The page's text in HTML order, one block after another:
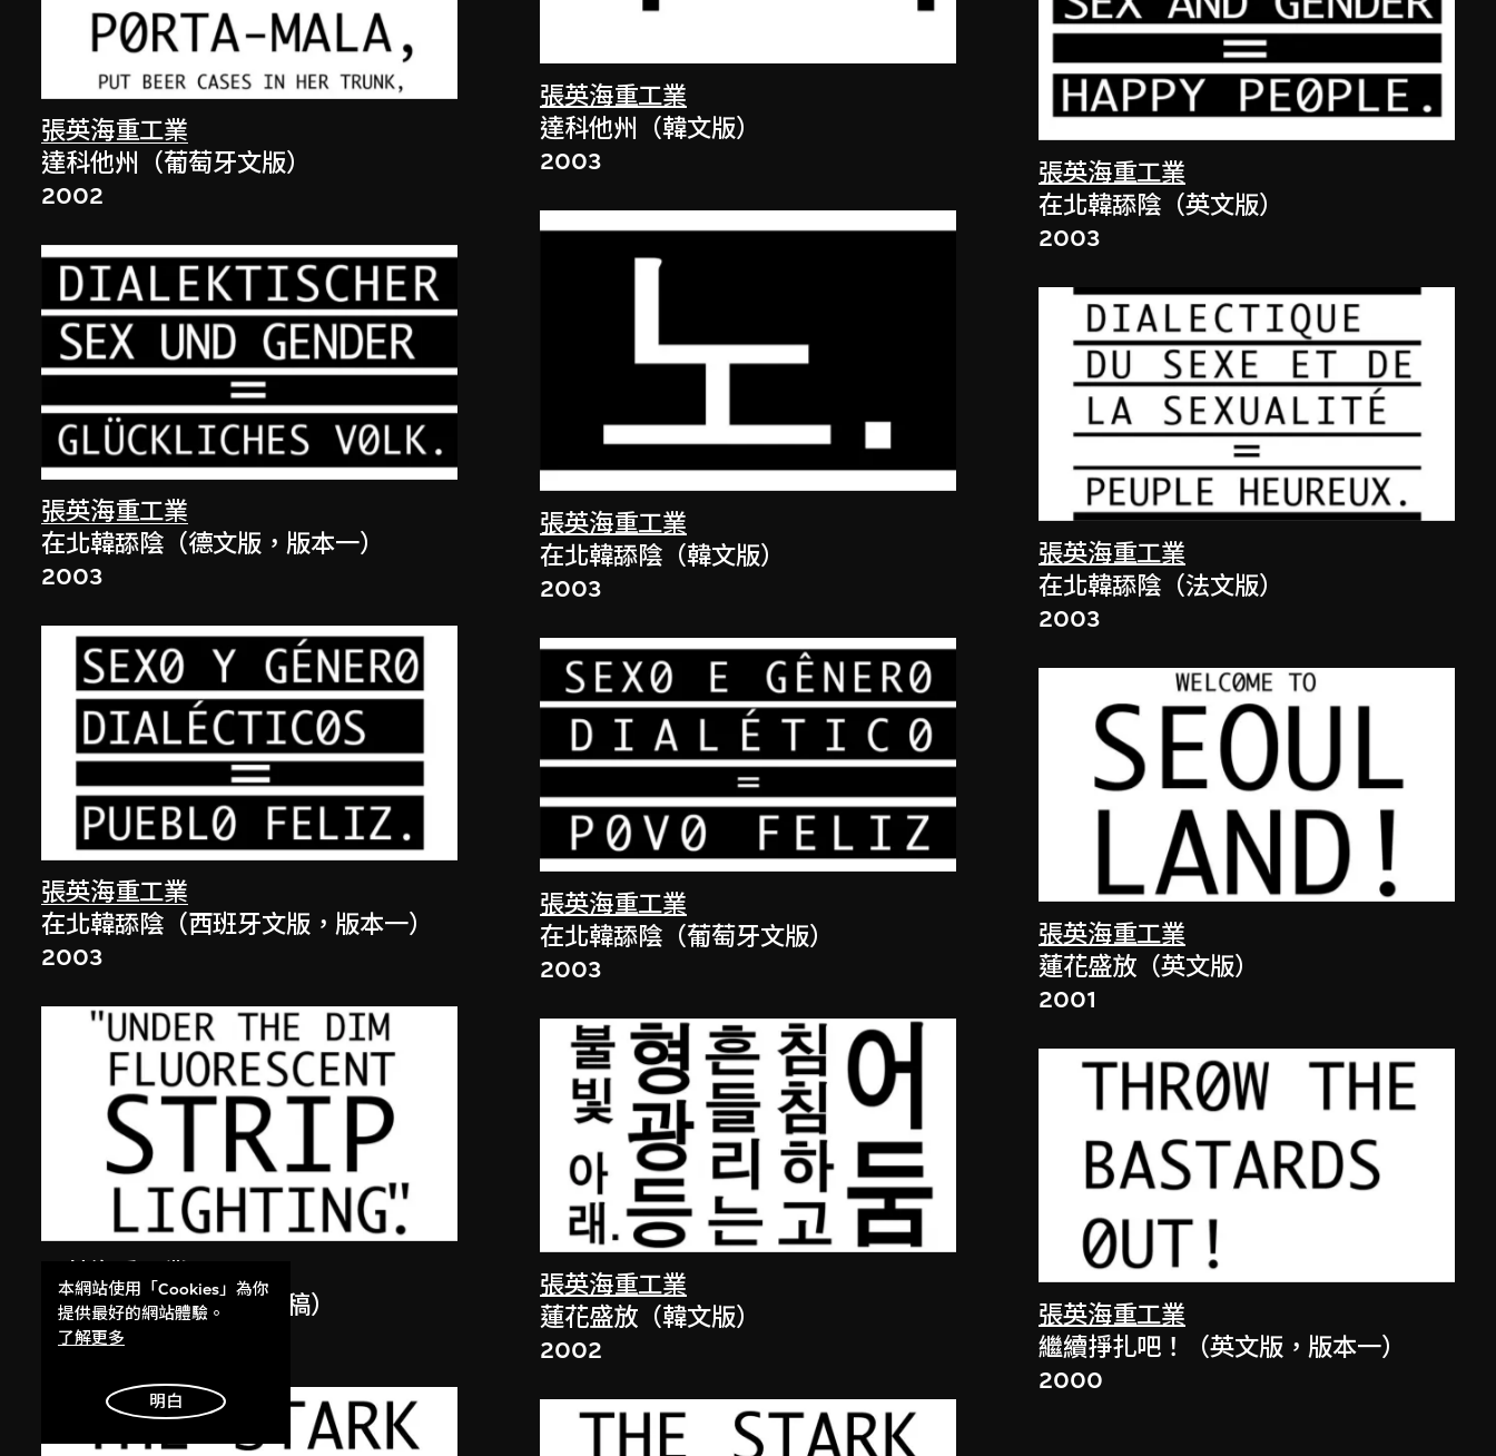
張英海重工業
達科他州（葡萄牙文版）
2002
張英海重工業
在北韓舔陰（德文版，版本一）
2003
張英海重工業
在北韓舔陰（西班牙文版，版本一）
2003
張英海重工業
蓮花盛放（英文版，草稿）
2001
張英海重工業
達科他州（韓文版）
2003
張英海重工業
在北韓舔陰（韓文版）
2003
張英海重工業
在北韓舔陰（葡萄牙文版）
2003
張英海重工業
蓮花盛放（韓文版）
2002
張英海重工業
在北韓舔陰（英文版）
2003
張英海重工業
在北韓舔陰（法文版）
2003
張英海重工業
蓮花盛放（英文版）
2001
張英海重工業
繼續掙扎吧！（英文版，版本一）
2000
本網站使用「Cookies」為你
提供最好的網站體驗。
了解更多
明白